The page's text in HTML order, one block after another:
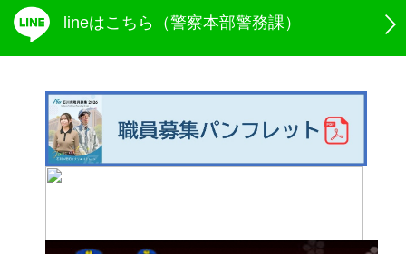
lineはこちら（警察本部警務課）